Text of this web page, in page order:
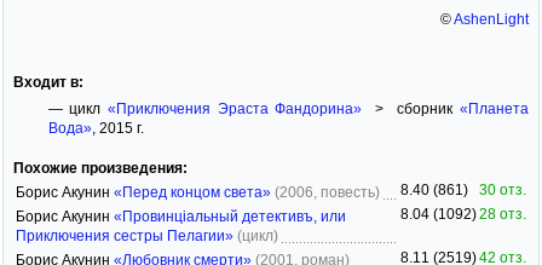
©AshenLight
Входит в:
— цикл «Приключения Эраста Фандорина» > сборник «Планета
Вода», 2015 г.
Похожие произведения:
Борис Акунин «Перед концом света» (2006, повесть) 8.40 (861)
30 отз.
Борис Акунин «Провинцiальный детективъ, или
Приключения сестры Пелагии» (цикл)
8.04 (1092)28 отз.
Борис Акунин «Любовник смерти» (2001, роман) 8.11 (2519)42 отз.